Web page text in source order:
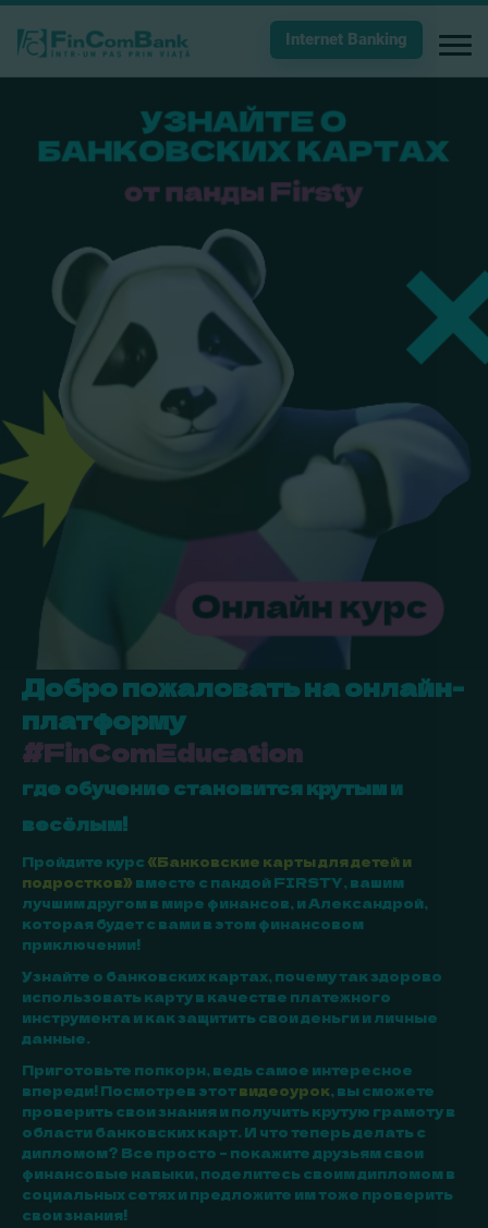
Internet Banking
Добро пожаловать на онлайн-
платформу
#FinComEducation
где обучение становится крутым и
весёлым!
Пройдите курс «Банковские карты для детей и
подростков» вместе с пандой FIRSTY, вашим
лучшим другом в мире финансов, и Александрой,
которая будет с вами в этом финансовом
приключении!
Узнайте о банковских картах, почему так здорово
использовать карту в качестве платежного
инструмента и как защитить свои деньги и личные
данные.
Приготовьте попкорн, ведь самое интересное
впереди! Посмотрев этотвидеоурок, вы сможете
проверить свои знания и получить крутую грамоту в
области банковских карт. И что теперь делать с
дипломом? Все просто – покажите друзьям свои
финансовые навыки, поделитесь своим дипломом в
социальных сетях и предложите им тоже проверить
свои знания!